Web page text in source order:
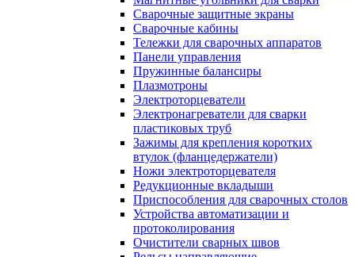
Сварочные защитные экраны
Сварочные кабины
Тележки для сварочных аппаратов
Панели управления
Пружинные балансиры
Плазмотроны
Электроторцеватели
Электронагреватели для сварки
пластиковых труб
Зажимы для крепления коротких
втулок (фланцедержатели)
Ножи электроторцевателя
Редукционные вкладыши
Приспособления для сварочных столов
Устройства автоматизации и
протоколирования
Очистители сварных швов